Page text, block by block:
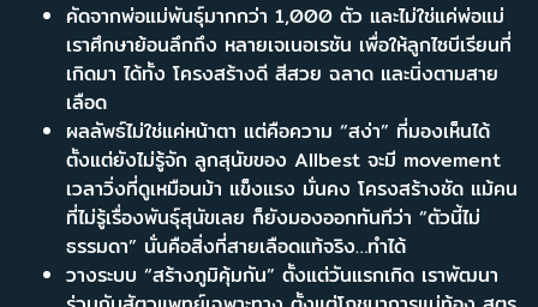
คัดจากพ่อแม่พันธุ์มากกว่า 1,000 ตัว และไม่ใช่แค่พ่อแม่
เราศึกษาย้อนลึกถึง หลายเจเนอเรชัน เพื่อให้ลูกไซบีเรียนที่
เกิดมา ได้ทั้ง โครงสร้างดี สีสวย ฉลาด และนิ่งตามสาย
เลือด
ผลลัพธ์ไม่ใช่แค่หน้าตา แต่คือความ “สง่า” ที่มองเห็นได้
ตั้งแต่ยังไม่รู้จัก ลูกสุนัขของ Allbest จะมี movement
เวลาวิ่งที่ดูเหมือนม้า แข็งแรง มั่นคง โครงสร้างชัด แม้คน
ที่ไม่รู้เรื่องพันธุ์สุนัขเลย ก็ยังมองออกทันทีว่า “ตัวนี้ไม่
ธรรมดา” นั่นคือสิ่งที่สายเลือดแท้จริง…ทำได้
วางระบบ “สร้างภูมิคุ้มกัน” ตั้งแต่วันแรกเกิด เราพัฒนา